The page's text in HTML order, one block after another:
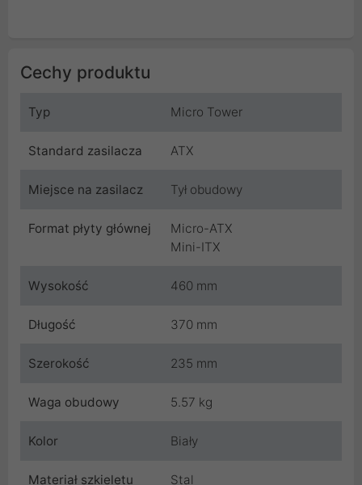
Cechy produktu
Typ Micro Tower
Standard zasilacza ATX
Miejsce na zasilacz Tył obudowy
Format płyty głównej
Micro-ATX
Mini-ITX
Wysokość 460 mm
Długość 370 mm
Szerokość 235 mm
Waga obudowy 5.57 kg
Kolor Biały
Materiał szkieletu
Stal